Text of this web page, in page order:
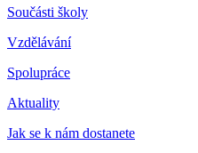
Součásti školy
Vzdělávání
Spolupráce
Aktuality
Jak se k nám dostanete